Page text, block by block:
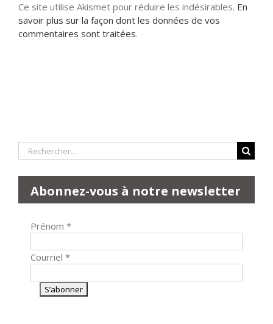
Ce site utilise Akismet pour réduire les indésirables. En
savoir plus sur la façon dont les données de vos
commentaires sont traitées.
Rechercher:
Abonnez-vous à notre newsletter
Prénom *
Courriel *